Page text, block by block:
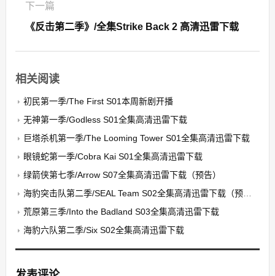
下一篇
《反击第二季》/全集Strike Back 2 高清迅雷下载
相关阅读
初民第一季/The First S01本周新剧开播
无神第一季/Godless S01全集高清迅雷下载
巨塔杀机第一季/The Looming Tower S01全集高清迅雷下载
眼镜蛇第一季/Cobra Kai S01全集高清迅雷下载
绿箭侠第七季/Arrow S07全集高清迅雷下载（预告）
海豹突击队第二季/SEAL Team S02全集高清迅雷下载（预告）
荒原第三季/Into the Badland S03全集高清迅雷下载
海豹六队第二季/Six S02全集高清迅雷下载